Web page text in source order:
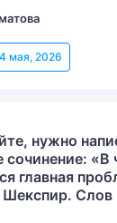
мая, 2026
нужно
сочинение: «В
главная
Шекспир. Слов